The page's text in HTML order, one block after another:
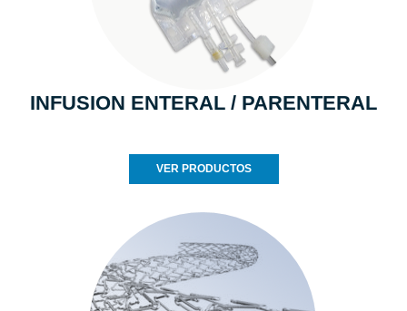
INFUSION ENTERAL / PARENTERAL
VER PRODUCTOS